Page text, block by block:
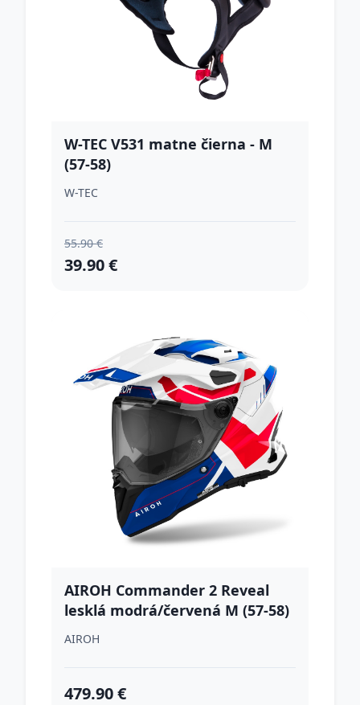
W-TEC V531 matne čierna - M
(57-58)
W-TEC
55.90 €
39.90 €
AIROH Commander 2 Reveal
lesklá modrá/červená M (57-58)
AIROH
479.90 €